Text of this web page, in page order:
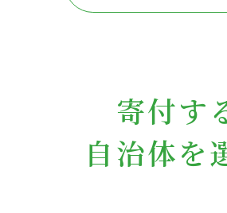
寄付す
自治体を